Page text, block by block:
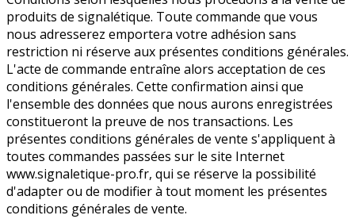
produits de signalétique. Toute commande que vous
nous adresserez emportera votre adhésion sans
restriction ni réserve aux présentes conditions générales.
L'acte de commande entraîne alors acceptation de ces
conditions générales. Cette confirmation ainsi que
l'ensemble des données que nous aurons enregistrées
constitueront la preuve de nos transactions. Les
présentes conditions générales de vente s'appliquent à
toutes commandes passées sur le site Internet
www.signaletique-pro.fr, qui se réserve la possibilité
d'adapter ou de modifier à tout moment les présentes
conditions générales de vente.